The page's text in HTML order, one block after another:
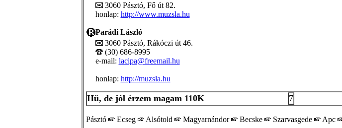
3060 Pásztó, Fő út 82.
honlap: http://www.muzsla.hu
Parádi László
3060 Pásztó, Rákóczi út 46.
(30) 686-8995
e-mail: lacipa@freemail.hu
honlap: http://muzsla.hu
Hű, de jól érzem magam 110K 7
Pásztó Ecseg Alsótold Magyarnándor Becske Szarvasgede Apc